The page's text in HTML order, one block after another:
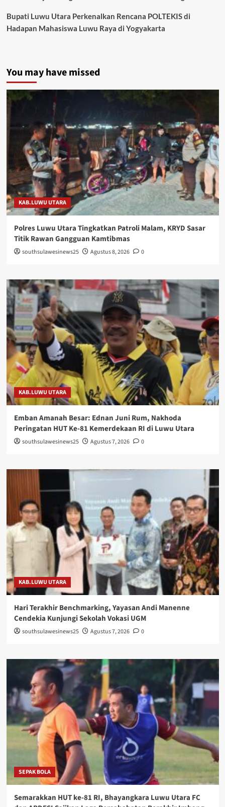
Bupati Luwu Utara Perkenalkan Rencana POLTEKIS di
Hadapan Mahasiswa Luwu Raya di Yogyakarta
You may have missed
KAB.LUWU UTARA
Polres Luwu Utara Tingkatkan Patroli Malam, KRYD Sasar
Titik Rawan Gangguan Kamtibmas
southsulawesinews25 Agustus 8, 2026 0
KAB.LUWU UTARA
Emban Amanah Besar: Ednan Juni Rum, Nakhoda
Peringatan HUT Ke-81 Kemerdekaan RI di Luwu Utara
southsulawesinews25 Agustus 7, 2026 0
KAB.LUWU UTARA
Hari Terakhir Benchmarking, Yayasan Andi Manenne
Cendekia Kunjungi Sekolah Vokasi UGM
southsulawesinews25 Agustus 7, 2026 0
SEPAK BOLA
Semarakkan HUT ke-81 RI, Bhayangkara Luwu Utara FC